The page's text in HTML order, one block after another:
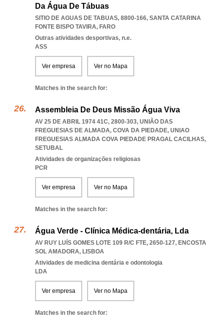
Da Água De Tábuas
SITIO DE AGUAS DE TABUAS, 8800-166, SANTA CATARINA
FONTE BISPO TAVIRA, FARO
Outras atividades desportivas, n.e.
ASS
Ver empresa Ver no Mapa
Matches in the search for:
Assembleia De Deus Missão Água Viva
AV 25 DE ABRIL 1974 41C, 2800-303, UNIÃO DAS
FREGUESIAS DE ALMADA, COVA DA PIEDADE, UNIAO
FREGUESIAS ALMADA COVA PIEDADE PRAGAL CACILHAS,
SETUBAL
Atividades de organizações religiosas
PCR
Ver empresa Ver no Mapa
Matches in the search for:
Água Verde - Clínica Médica-dentária, Lda
AV RUY LUÍS GOMES LOTE 109 R/C FTE, 2650-127, ENCOSTA
SOL AMADORA, LISBOA
Atividades de medicina dentária e odontologia
LDA
Ver empresa Ver no Mapa
Matches in the search for: